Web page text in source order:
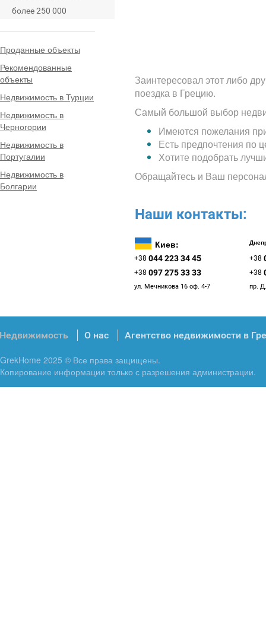
более 250 000
Проданные объекты
Рекомендованные
объекты
Недвижимость в Турции
Недвижимость в
Черногории
Недвижимость в
Португалии
Недвижимость в
Болгарии
Заинтересовал этот либо
поездка в Грецию.
Самый большой выбор
Имеются пожелания
Есть предпочтения по
Хотите подобрать
Обращайтесь и Ваш
Наши контакты:
Киев:
+38 044 223 34 45 +38
+38 097 275 33 33 +38
ул. Мечникова 16 оф. 4-7 пр.
Недвижимость О нас Агентство недвижимости в
GrekHome 2025 © Все права защищены.
Копирование информации только с разрешения администрации.